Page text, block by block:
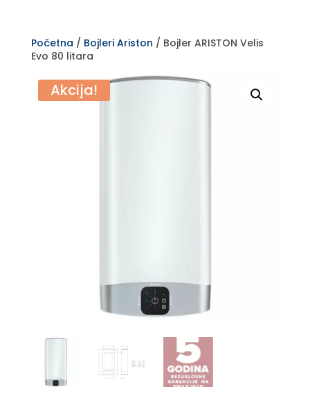
Početna / Bojleri Ariston / Bojler ARISTON Velis
Evo 80 litara
Akcija!